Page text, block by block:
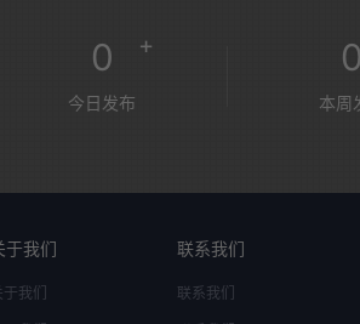
0 +
今日发布
0
本周
于我们
于我们
联系我们
联系我们